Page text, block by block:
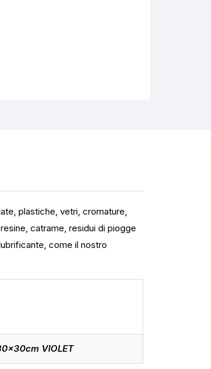
plastiche, vetri, cromature,
catrame, residui di piogge
come il nostro
VIOLET